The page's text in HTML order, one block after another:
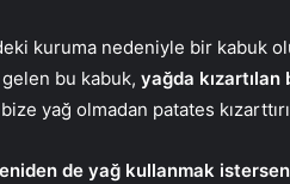
kuruma nedeniyle bir kabuk
bu kabuk, yağda kızartılan
yağ olmadan patates
de yağ kullanmak